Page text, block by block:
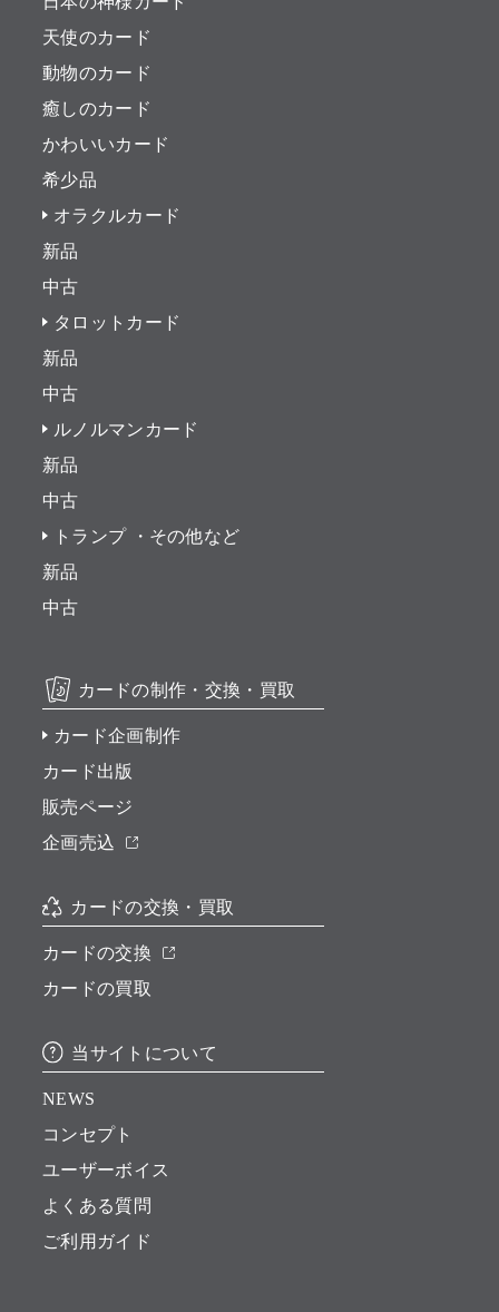
天使のカード
動物のカード
癒しのカード
かわいいカード
希少品
オラクルカード
新品
中古
タロットカード
新品
中古
ルノルマンカード
新品
中古
トランプ ・その他など
新品
中古
カードの制作・交換・買取
カード企画制作
カード出版
販売ページ
企画売込
カードの交換・買取
カードの交換
カードの買取
当サイトについて
NEWS
コンセプト
ユーザーボイス
よくある質問
ご利用ガイド